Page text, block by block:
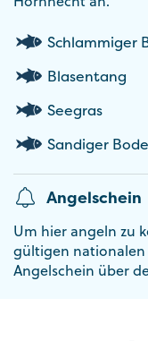
Schlammiger
Blasentang
Seegras
Sandiger
Angelschein
Um hier angeln zu
gültigen nationalen
Angelschein über